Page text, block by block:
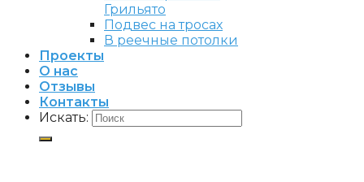
Грильято
Подвес на тросах
В реечные потолки
Проекты
О нас
Отзывы
Контакты
Искать: